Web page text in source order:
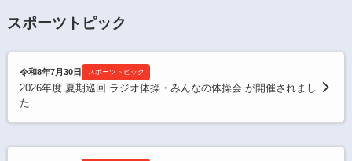
スポーツトピック
令和8年7月30日 スポーツトピック
2026年度 夏期巡回 ラジオ体操・みんなの体操会 が開催されまし
た